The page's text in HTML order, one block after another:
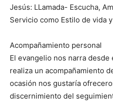
Jesús: LLamada- Escucha,
Servicio como Estilo de vida
Acompañamiento personal
El evangelio nos narra
realiza un acompañamiento
ocasión nos gustaría
discernimiento del